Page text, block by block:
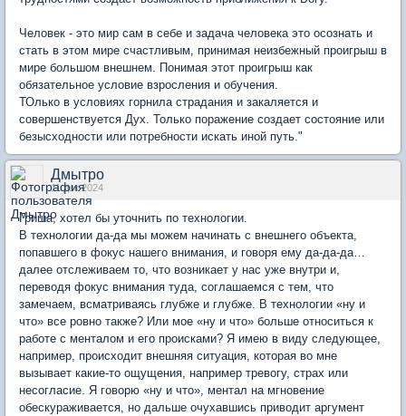
Человек - это мир сам в себе и задача человека это осознать и
стать в этом мире счастливым, принимая неизбежный проигрыш в
мире большом внешнем. Понимая этот проигрыш как
обязательное условие взросления и обучения.
ТОлько в условиях горнила страдания и закаляется и
совершенствуется Дух. Только поражение создает состояние или
безысходности или потребности искать иной путь."
Дмытро
11 дек 2024
Гриша, хотел бы уточнить по технологии.
В технологии да-да мы можем начинать с внешнего объекта,
попавшего в фокус нашего внимания, и говоря ему да-да-да…
далее отслеживаем то, что возникает у нас уже внутри и,
переводя фокус внимания туда, соглашаемся с тем, что
замечаем, всматриваясь глубже и глубже. В технологии «ну и
что» все ровно также? Или мое «ну и что» больше относиться к
работе с менталом и его происками? Я имею в виду следующее,
например, происходит внешняя ситуация, которая во мне
вызывает какие-то ощущения, например тревогу, страх или
несогласие. Я говорю «ну и что», ментал на мгновение
обескураживается, но дальше очухавшись приводит аргумент